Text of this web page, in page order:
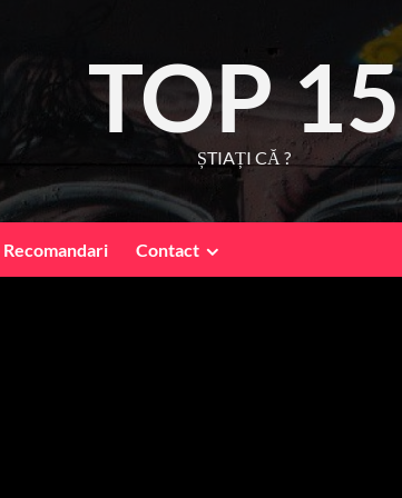
TOP 15
ȘTIAȚI CĂ ?
Recomandari Contact